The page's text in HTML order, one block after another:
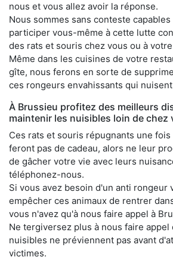
nous et vous allez avoir la réponse.
Nous sommes sans conteste
participer vous-même à cette lutte
des rats et souris chez vous ou à
Même dans les cuisines de votre
gîte, nous ferons en sorte de
ces rongeurs envahissants qui
À Brussieu profitez des meilleurs
maintenir les nuisibles loin de chez
Ces rats et souris répugnants une
feront pas de cadeau, alors ne leur
de gâcher votre vie avec leurs
téléphonez-nous.
Si vous avez besoin d'un anti rongeur
empêcher ces animaux de rentrer
vous n'avez qu'à nous faire appel à
Ne tergiversez plus à nous faire appel
nuisibles ne préviennent pas avant
victimes.